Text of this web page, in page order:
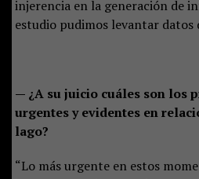
injerencia en la generación de
estudio pudimos levantar datos
— ¿A su juicio cuáles son los
urgentes y evidentes en
lago?
“Lo más urgente en estos